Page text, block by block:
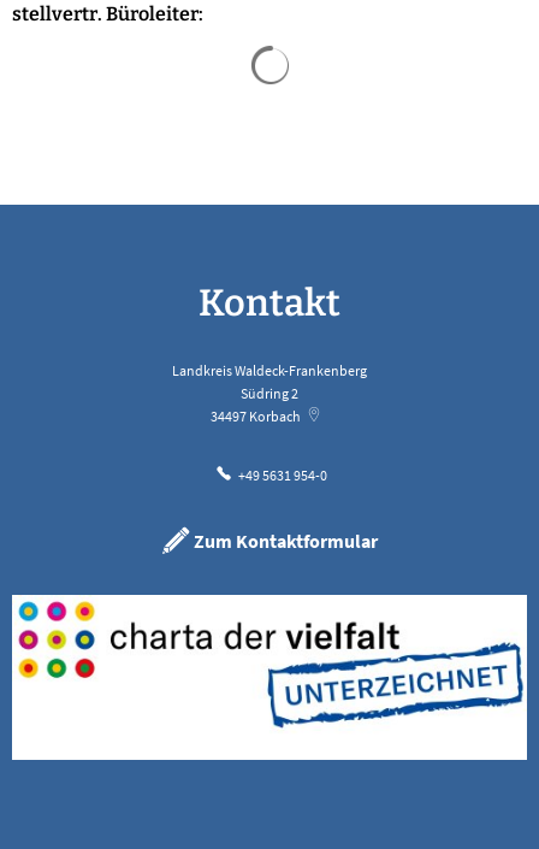
stellvertr. Büroleiter:
Kontakt
Landkreis Waldeck-Frankenberg
Südring 2
34497 Korbach
+49 5631 954-0
Zum Kontaktformular